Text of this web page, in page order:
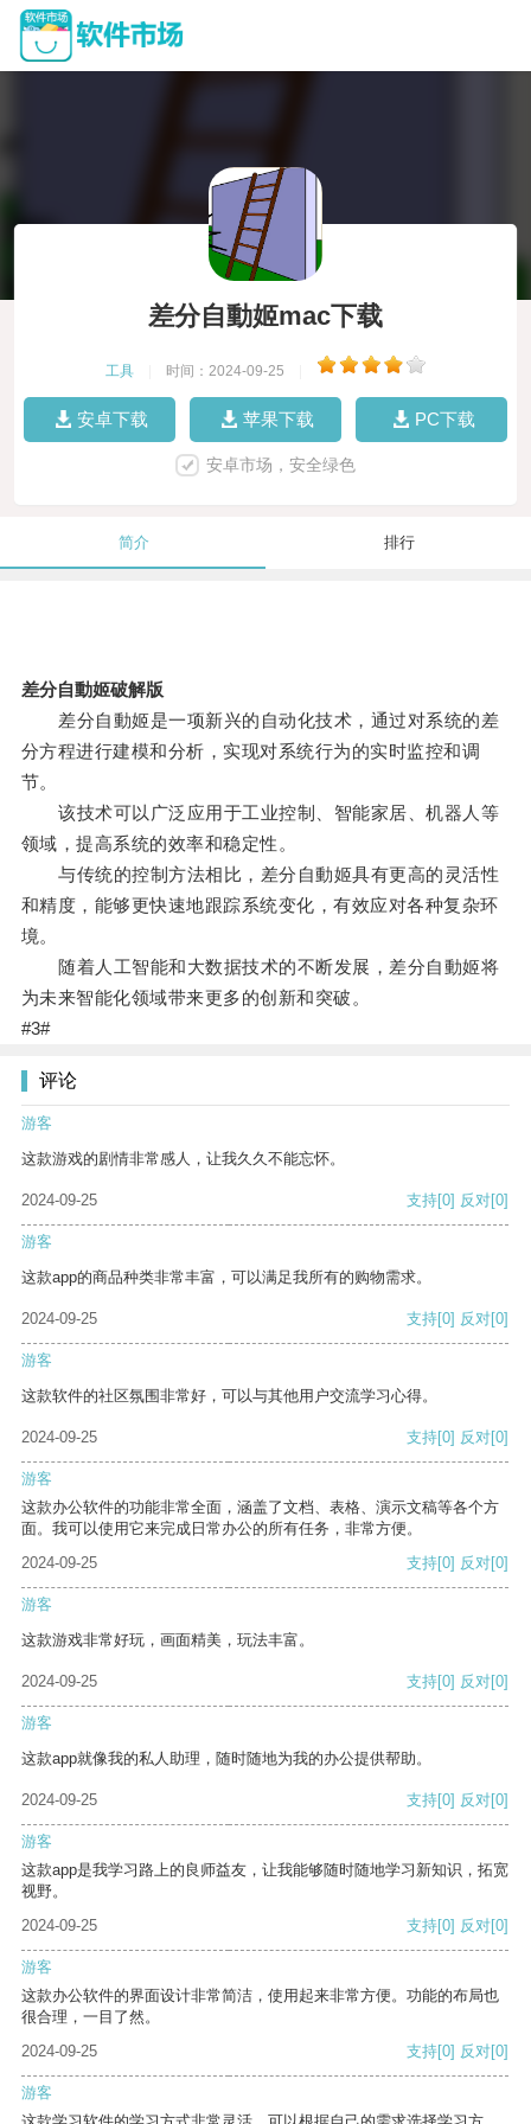
差分自動姬mac下载
工具 时间：2024-09-25
安卓下载 苹果下载 PC下载
安卓市场，安全绿色
简介 排行
差分自動姬破解版
差分自動姬是一项新兴的自动化技术，通过对系统的差
分方程进行建模和分析，实现对系统行为的实时监控和调
节。
该技术可以广泛应用于工业控制、智能家居、机器人等
领域，提高系统的效率和稳定性。
与传统的控制方法相比，差分自動姬具有更高的灵活性
和精度，能够更快速地跟踪系统变化，有效应对各种复杂环
境。
随着人工智能和大数据技术的不断发展，差分自動姬将
为未来智能化领域带来更多的创新和突破。
#3#
评论
游客
这款游戏的剧情非常感人，让我久久不能忘怀。
2024-09-25 支持[0] 反对[0]
游客
这款app的商品种类非常丰富，可以满足我所有的购物需求。
2024-09-25 支持[0] 反对[0]
游客
这款软件的社区氛围非常好，可以与其他用户交流学习心得。
2024-09-25 支持[0] 反对[0]
游客
这款办公软件的功能非常全面，涵盖了文档、表格、演示文稿等各个方
面。我可以使用它来完成日常办公的所有任务，非常方便。
2024-09-25
支持[0] 反对[0]
游客
这款游戏非常好玩，画面精美，玩法丰富。
2024-09-25 支持[0] 反对[0]
游客
这款app就像我的私人助理，随时随地为我的办公提供帮助。
2024-09-25 支持[0] 反对[0]
游客
这款app是我学习路上的良师益友，让我能够随时随地学习新知识，拓宽
视野。
2024-09-25
支持[0] 反对[0]
游客
这款办公软件的界面设计非常简洁，使用起来非常方便。功能的布局也
很合理，一目了然。
2024-09-25
支持[0] 反对[0]
游客